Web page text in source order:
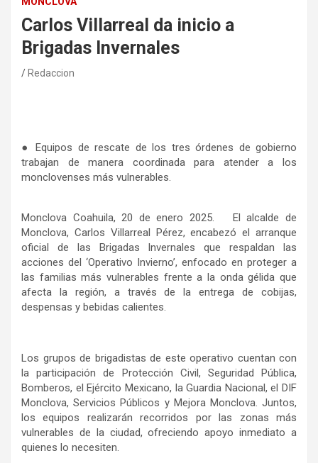
Carlos Villarreal da inicio a
Brigadas Invernales
Redaccion
●
Equipos de rescate de los tres órdenes de gobierno
trabajan de manera coordinada para atender a los
monclovenses más vulnerables.
Monclova Coahuila, 20 de enero 2025.
El alcalde de
Monclova, Carlos Villarreal Pérez, encabezó el arranque
oficial de las Brigadas Invernales que respaldan las
acciones del ‘Operativo Invierno’, enfocado en proteger a
las familias más vulnerables frente a la onda gélida que
afecta la región, a través de la entrega de cobijas,
despensas y bebidas calientes.
Los grupos de brigadistas de este operativo cuentan con
la participación de Protección Civil, Seguridad Pública,
Bomberos, el Ejército Mexicano, la Guardia Nacional, el DIF
Monclova, Servicios Públicos y Mejora Monclova. Juntos,
los equipos realizarán recorridos por las zonas más
vulnerables de la ciudad, ofreciendo apoyo inmediato a
quienes lo necesiten.